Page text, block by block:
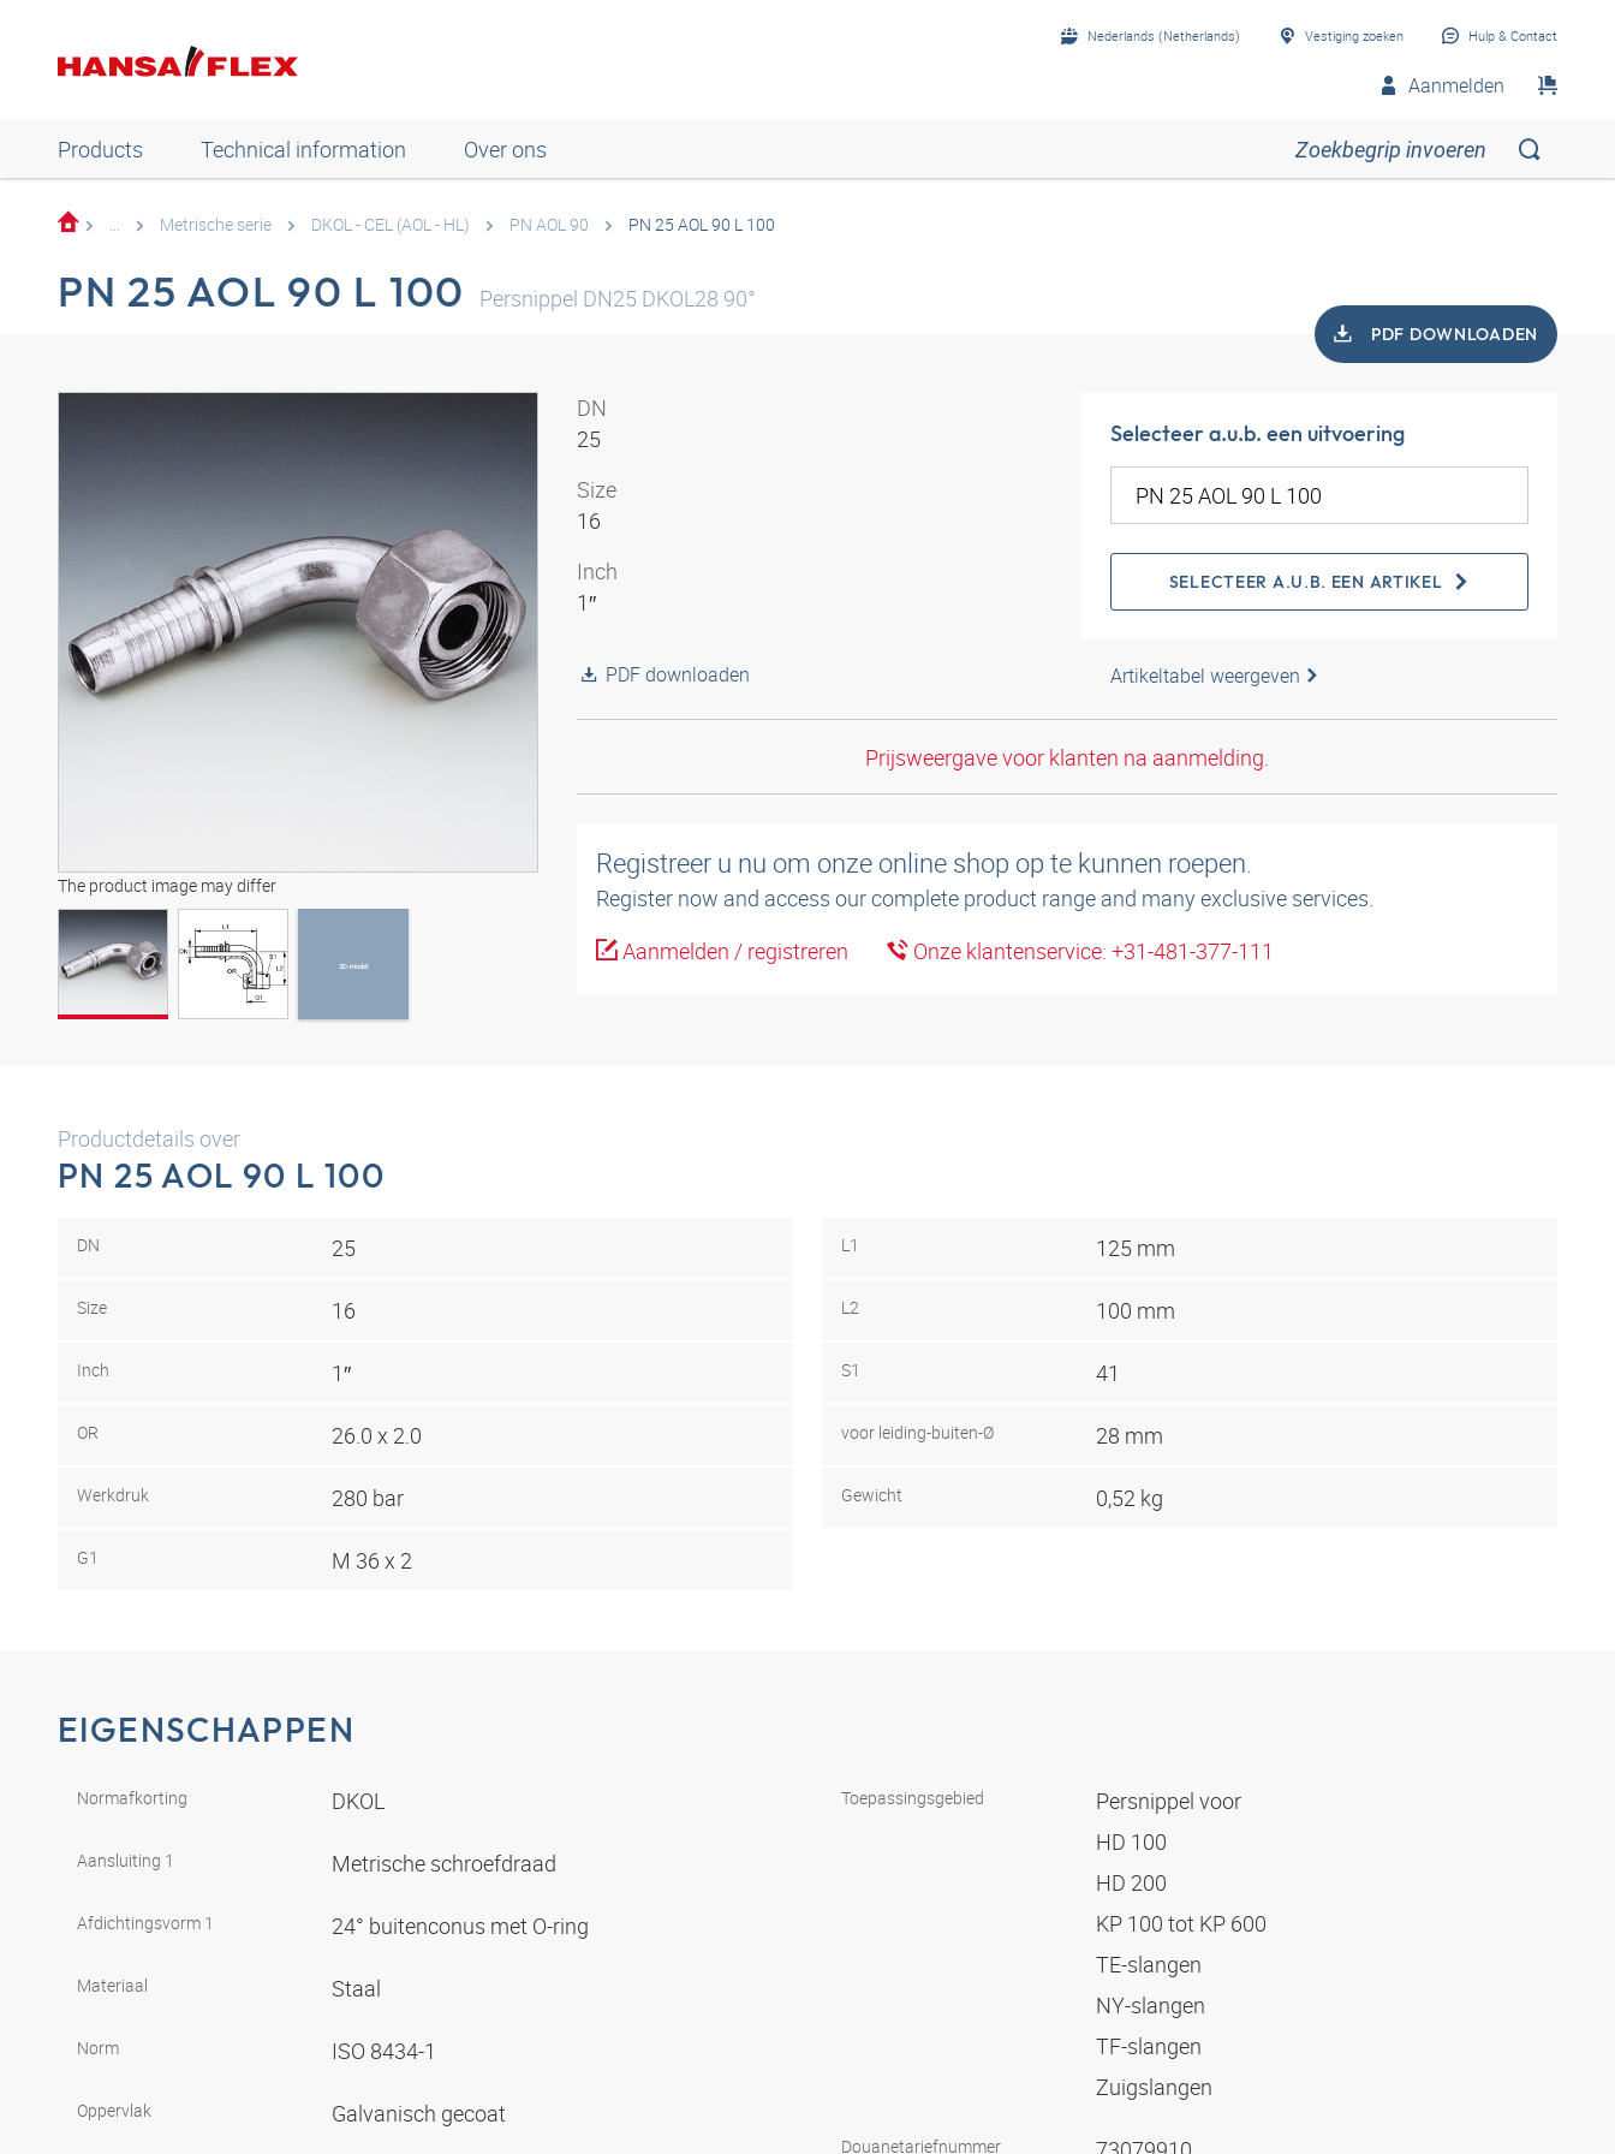
Nederlands (Netherlands) Vestiging zoeken Hulp & Contact
Aanmelden
Products Technical information Over ons
... Metrische serie DKOL - CEL (AOL - HL) PN AOL 90 PN 25 AOL 90 L 100
PN 25 AOL 90 L 100 Persnippel DN25 DKOL28 90°
PDF DOWNLOADEN
The product image may differ
3D-model
3D-model
DN
25
Size
16
Inch
1″
PDF downloaden
Selecteer a.u.b. een uitvoering
SELECTEER A.U.B. EEN ARTIKEL
Artikeltabel weergeven
Prijsweergave voor klanten na aanmelding.
Registreer u nu om onze online shop op te kunnen roepen.
Register now and access our complete product range and many exclusive services.
Aanmelden / registreren
Onze klantenservice: +31-481-377-111
Productdetails over
PN 25 AOL 90 L 100
DN 25
Size 16
Inch 1″
OR 26.0 x 2.0
Werkdruk 280 bar
G1 M 36 x 2
L1 125 mm
L2 100 mm
S1 41
voor leiding-buiten-Ø 28 mm
Gewicht 0,52 kg
EIGENSCHAPPEN
Normafkorting DKOL
Aansluiting 1 Metrische schroefdraad
Afdichtingsvorm 1 24° buitenconus met O-ring
Materiaal Staal
Norm ISO 8434-1
Oppervlak Galvanisch gecoat
Toepassingsgebied
Persnippel voor
HD 100
HD 200
KP 100 tot KP 600
TE-slangen
NY-slangen
TF-slangen
Zuigslangen
Douanetariefnummer